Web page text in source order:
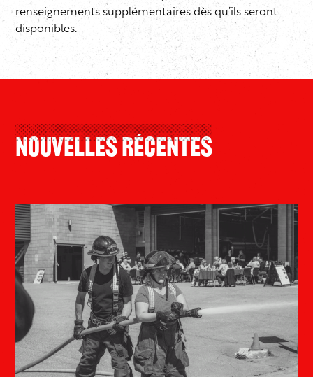
renseignements supplémentaires dès qu’ils seront
disponibles.
Nouvelles Récentes